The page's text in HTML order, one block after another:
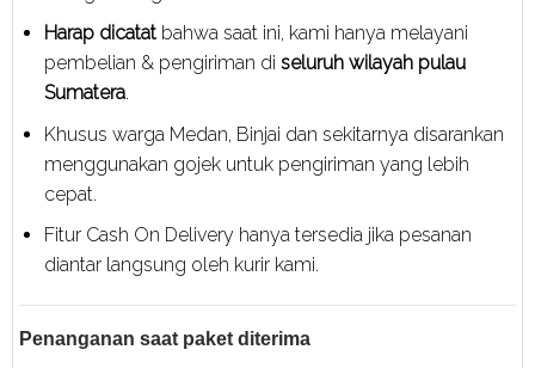
Harap dicatatbahwa saat ini, kami hanya melayani
pembelian & pengiriman di seluruh wilayah pulau
Sumatera.
Khusus warga Medan, Binjai dan sekitarnya disarankan
menggunakan gojek untuk pengiriman yang lebih
cepat.
Fitur Cash On Delivery hanya tersedia jika pesanan
diantar langsung oleh kurir kami.
Penanganan saat paket diterima